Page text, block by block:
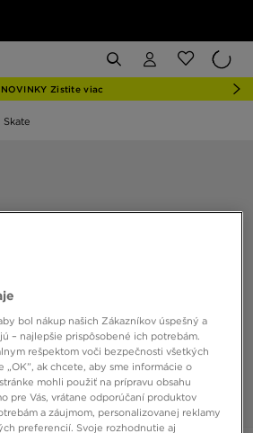
NOVINKY Zistite viac
Skate
bol nákup našich Zákazníkov úspešný a
– najlepšie prispôsobené ich potrebám.
rešpektom voči bezpečnosti všetkých
„OK”, ak chcete, aby sme informácie o
mohli použiť na prípravu obsahu
pre Vás, vrátane odporúčaní produktov
a záujmom, personalizovanej reklamy
preferencií. Svoje rozhodnutie aj